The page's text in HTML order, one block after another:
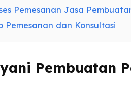
Pemesanan Jasa
Pemesanan dan Konsultasi
Pembuatan